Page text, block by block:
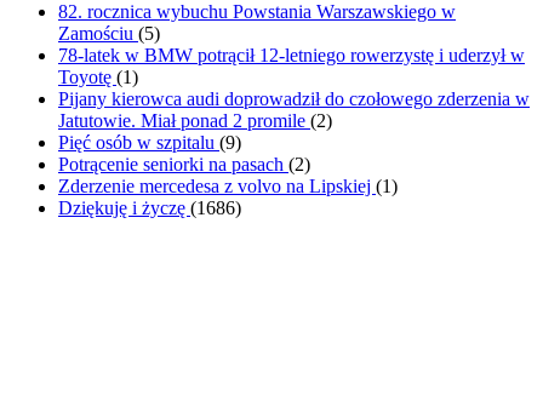
82. rocznica wybuchu Powstania Warszawskiego w
Zamościu (5)
78-latek w BMW potrącił 12-letniego rowerzystę i uderzył w
Toyotę (1)
Pijany kierowca audi doprowadził do czołowego zderzenia w
Jatutowie. Miał ponad 2 promile (2)
Pięć osób w szpitalu (9)
Potrącenie seniorki na pasach (2)
Zderzenie mercedesa z volvo na Lipskiej (1)
Dziękuję i życzę (1686)